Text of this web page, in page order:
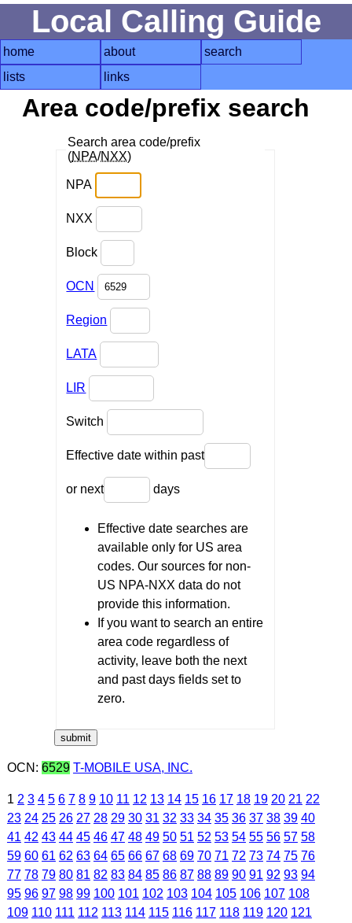
Local Calling Guide
home about
search
lists
links
Area code/prefix search
Search area code/prefix
(NPA/NXX)
NPA
NXX
Block
OCN
Region
LATA
LIR
Switch
Effective date within past
or next days
Effective date searches are
available only for US area
codes. Our sources for non-
US NPA-NXX data do not
provide this information.
If you want to search an entire
area code regardless of
activity, leave both the next
and past days fields set to
zero.
OCN: 6529 T-MOBILE USA, INC.
1 2 3 4 5 6 7 8 9 10 11 12 13 14 15 16 17 18 19 20 21 22
23 24 25 26 27 28 29 30 31 32 33 34 35 36 37 38 39 40
41 42 43 44 45 46 47 48 49 50 51 52 53 54 55 56 57 58
59 60 61 62 63 64 65 66 67 68 69 70 71 72 73 74 75 76
77 78 79 80 81 82 83 84 85 86 87 88 89 90 91 92 93 94
95 96 97 98 99 100 101 102 103 104 105 106 107 108
109 110 111 112 113 114 115 116 117 118 119 120 121